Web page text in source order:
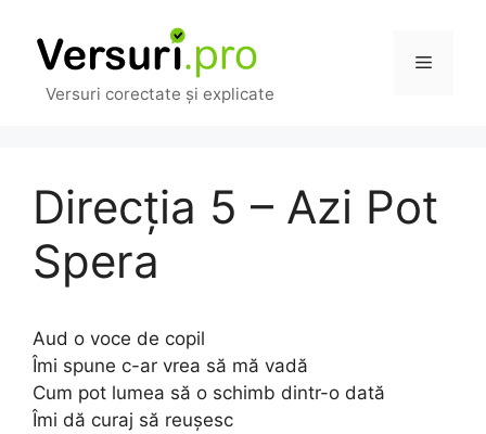
conținut
Versuri corectate și explicate
Meniu
Direcția 5 – Azi Pot
Spera
Aud o voce de copil
Îmi spune c-ar vrea să mă vadă
Cum pot lumea să o schimb dintr-o dată
Îmi dă curaj să reușesc